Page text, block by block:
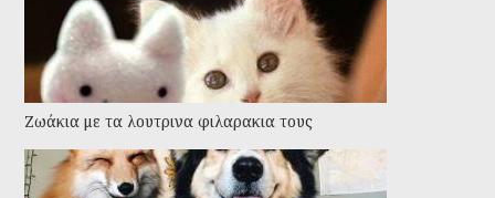
Ζωάκια με τα λουτρινα φιλαρακια τους